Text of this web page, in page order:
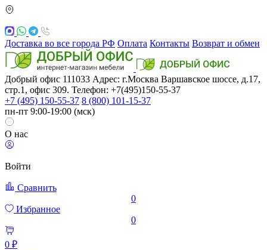
Доставка во все города РФ Оплата Контакты Возврат и обмен
Добрый офис 111033 Адрес: г.Москва Варшавское шоссе, д.17,
стр.1, офис 309. Телефон: +7(495)150-55-37
+7 (495) 150-55-37 8 (800) 101-15-37
пн-пт 9:00-19:00 (мск)
О нас
Войти
Сравнить
0
Избранное
0
0 ₽